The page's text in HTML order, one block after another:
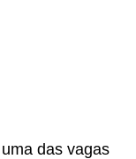
das vagas